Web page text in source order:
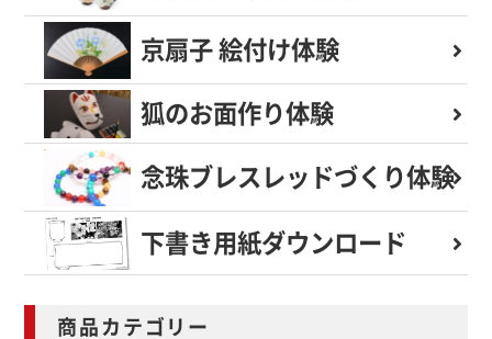
京扇子 絵付け体験
狐のお面作り体験
念珠ブレスレッドづくり体験
下書き用紙ダウンロード
商品カテゴリー